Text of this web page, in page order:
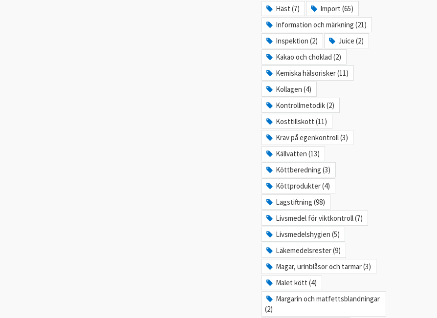
Häst (7)
Import (65)
Information och märkning (21)
Inspektion (2)
Juice (2)
Kakao och choklad (2)
Kemiska hälsorisker (11)
Kollagen (4)
Kontrollmetodik (2)
Kosttillskott (11)
Krav på egenkontroll (3)
Källvatten (13)
Köttberedning (3)
Köttprodukter (4)
Lagstiftning (98)
Livsmedel för viktkontroll (7)
Livsmedelshygien (5)
Läkemedelsrester (9)
Magar, urinblåsor och tarmar (3)
Malet kött (4)
Margarin och matfettsblandningar
(2)